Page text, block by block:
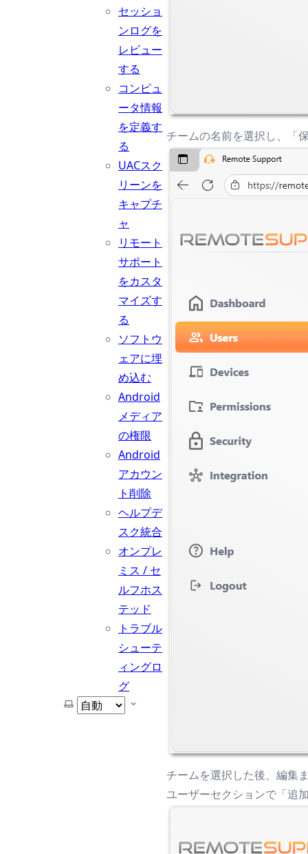
セッショ
ンログを
レビュー
する
コンピュ
ータ情報
を定義す
る
UACスク
リーンを
キャプチ
ャ
リモート
サポート
をカスタ
マイズす
る
ソフトウ
ェアに埋
め込む
Android
メディア
の権限
Android
アカウン
ト削除
ヘルプデ
スク統合
オンプレ
ミス / セ
ルフホス
テッド
トラブル
シューテ
ィングロ
グ
テーマを選択
チームの名前を選択し、「
チームを選択した後、編集
ユーザーセクションで「追